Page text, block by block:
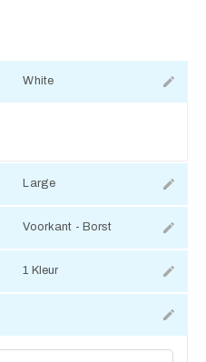
White
Large
Voorkant - Borst
1 Kleur